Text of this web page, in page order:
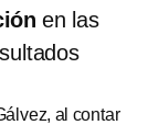
en las
al contar